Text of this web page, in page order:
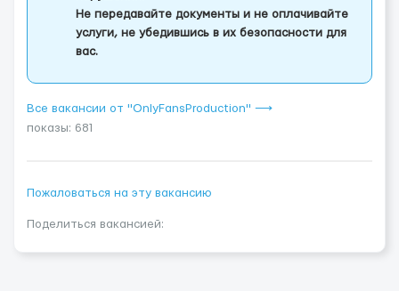
Не передавайте документы и не оплачивайте
услуги, не убедившись в их безопасности для
вас.
Все вакансии от "OnlyFansProduction" ⟶
показы: 681
Пожаловаться на эту вакансию
Поделиться вакансией: